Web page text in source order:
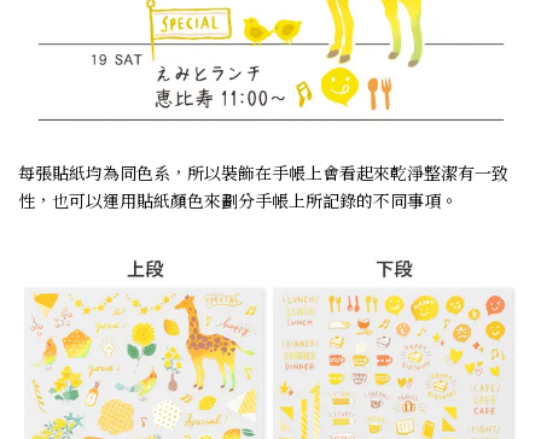
每張貼紙均為同色系，所以裝飾在手帳上會看起來乾淨整潔有一致
性，也可以運用貼紙顏色來劃分手帳上所記錄的不同事項。